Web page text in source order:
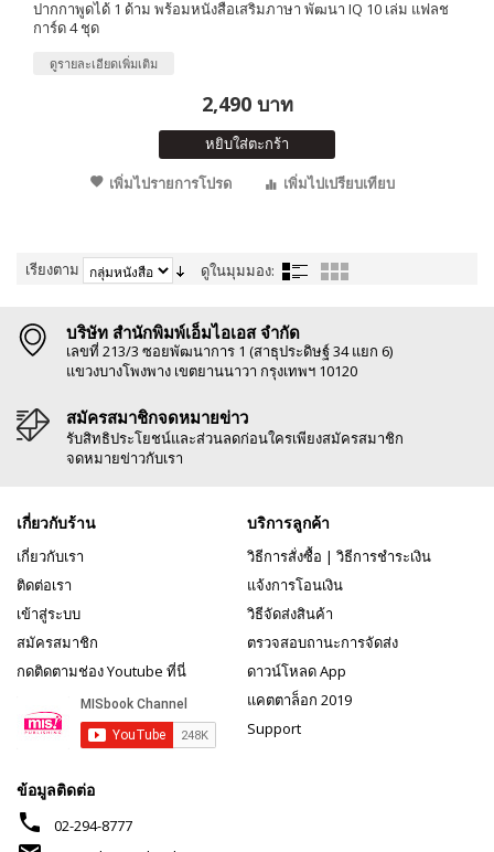
ปากกาพูดได้ 1 ด้าม พร้อมหนังสือเสริมภาษา พัฒนา IQ 10 เล่ม แฟลช
การ์ด 4 ชุด
ดูรายละเอียดเพิ่มเติม
2,490 บาท
หยิบใส่ตะกร้า
เพิ่มไปรายการโปรด
เพิ่มไปเปรียบเทียบ
เรียงตาม ดูในมุมมอง:
บริษัท สำนักพิมพ์เอ็มไอเอส จำกัด
เลขที่ 213/3 ซอยพัฒนาการ 1 (สาธุประดิษฐ์ 34 แยก 6)
แขวงบางโพงพาง เขตยานนาวา กรุงเทพฯ 10120
สมัครสมาชิกจดหมายข่าว
รับสิทธิประโยชน์และส่วนลดก่อนใครเพียงสมัครสมาชิก
จดหมายข่าวกับเรา
เกี่ยวกับร้าน
เกี่ยวกับเรา
ติดต่อเรา
เข้าสู่ระบบ
สมัครสมาชิก
กดติดตามช่อง Youtube ที่นี่
บริการลูกค้า
วิธีการสั่งซื้อ | วิธีการชำระเงิน
แจ้งการโอนเงิน
วิธีจัดส่งสินค้า
ตรวจสอบถานะการจัดส่ง
ดาวน์โหลด App
แคตตาล็อก 2019
Support
ข้อมูลติดต่อ
phone 02-294-8777